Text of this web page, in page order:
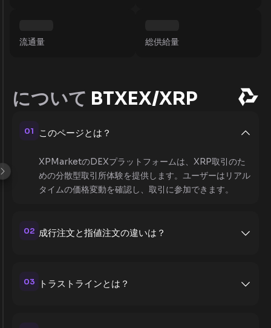
流通量 総供給量
について BTXEX/XRP
01 このページとは？
XPMarketのDEXプラットフォームは、XRP取引のた
めの分散型取引所体験を提供します。ユーザーはリアル
タイムの価格変動を確認し、取引に参加できます。
02 成行注文と指値注文の違いは？
03 トラストラインとは？